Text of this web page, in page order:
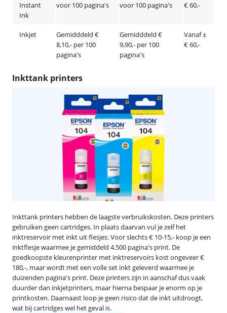
Instant
Ink
voor 100 pagina's
voor 100 pagina's
€ 60,-
Inkjet
Gemidddeld €
8,10,- per 100
pagina's
Gemidddeld €
9,90,- per 100
pagina's
Vanaf ±
€ 60,-
Inkttank printers
Inkttank printers hebben de laagste verbruikskosten. Deze printers
gebruiken geen cartridges. In plaats daarvan vul je zelf het
inktreservoir met inkt uit flesjes. Voor slechts € 10-15,- koop je een
inktflesje waarmee je gemiddeld 4.500 pagina's print. De
goedkoopste kleurenprinter met inktreservoirs kost ongeveer €
180,-, maar wordt met een volle set inkt geleverd waarmee je
duizenden pagina's print. Deze printers zijn in aanschaf dus vaak
duurder dan inkjetprinters, maar hierna bespaar je enorm op je
printkosten. Daarnaast loop je geen risico dat de inkt uitdroogt,
wat bij cartridges wel het geval is.